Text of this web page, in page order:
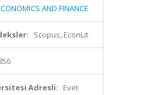
AND FINANCE
Scopus, EconLit
Adresli: Evet